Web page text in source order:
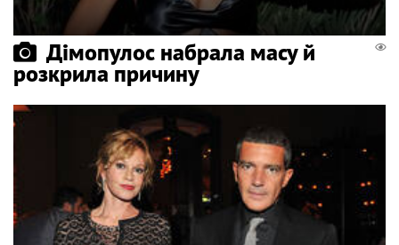
Дімопулос набрала масу й
розкрила причину